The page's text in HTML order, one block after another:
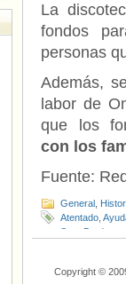
La
fondos
personas
Además,
labor de
que los
con los
Fuente:
General
Atentado
Sara Brady
Copyright ©